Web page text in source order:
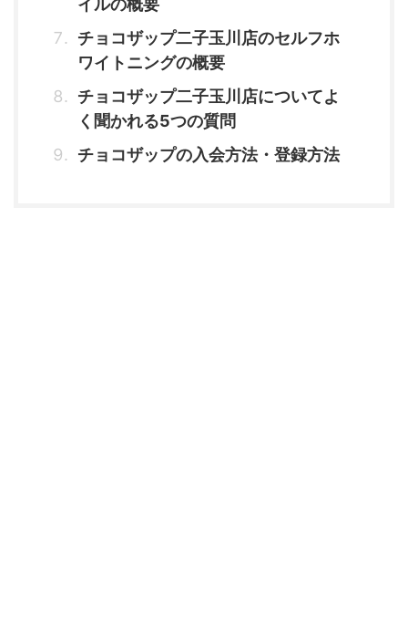
イルの概要
チョコザップ二子玉川店のセルフホ
ワイトニングの概要
チョコザップ二子玉川店についてよ
く聞かれる5つの質問
チョコザップの入会方法・登録方法